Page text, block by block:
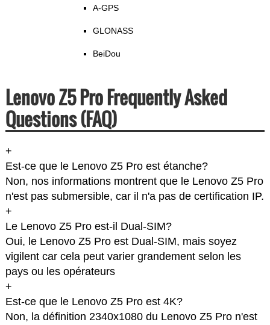
A-GPS
GLONASS
BeiDou
Lenovo Z5 Pro Frequently Asked
Questions (FAQ)
+
Est-ce que le Lenovo Z5 Pro est étanche?
Non, nos informations montrent que le Lenovo Z5 Pro
n'est pas submersible, car il n'a pas de certification IP.
+
Le Lenovo Z5 Pro est-il Dual-SIM?
Oui, le Lenovo Z5 Pro est Dual-SIM, mais soyez
vigilent car cela peut varier grandement selon les
pays ou les opérateurs
+
Est-ce que le Lenovo Z5 Pro est 4K?
Non, la définition 2340x1080 du Lenovo Z5 Pro n'est